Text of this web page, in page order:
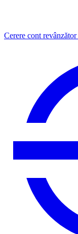
Cerere cont revânzător